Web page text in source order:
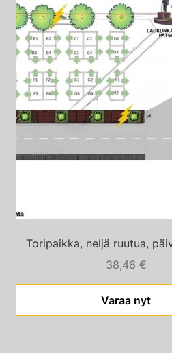
Toripaikka, neljä ruutua,
38,46 €
Varaa nyt